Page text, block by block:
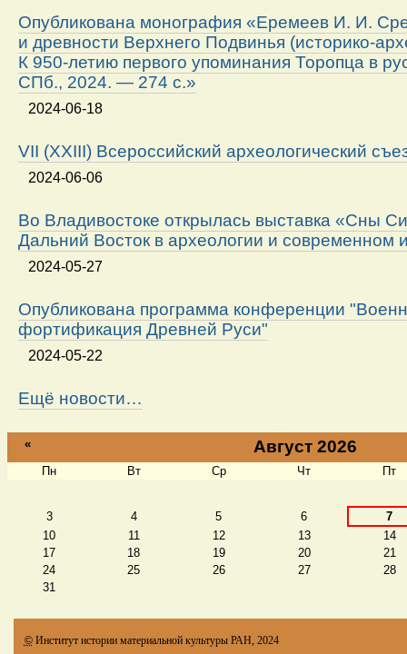
Опубликована монография «Еремеев И. И.
и древности Верхнего Подвинья (историко-
К 950-летию первого упоминания Торопца в
СПб., 2024. — 274 с.»
2024-06-18
VII (XXIII) Всероссийский археологический
2024-06-06
Во Владивостоке открылась выставка «Сны
Дальний Восток в археологии и современном
2024-05-27
Опубликована программа конференции
фортификация Древней Руси"
2024-05-22
Ещё новости…
« Август 2026
Пн Вт Ср Чт Пт
3 4 5 6
7
10
11 12 13
14
17
18 19 20
21
24
25 26 27
28
31
© Институт истории материальной культуры РАН, 2024